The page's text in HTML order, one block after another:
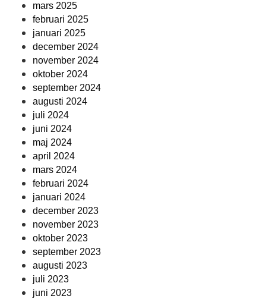
mars 2025
februari 2025
januari 2025
december 2024
november 2024
oktober 2024
september 2024
augusti 2024
juli 2024
juni 2024
maj 2024
april 2024
mars 2024
februari 2024
januari 2024
december 2023
november 2023
oktober 2023
september 2023
augusti 2023
juli 2023
juni 2023